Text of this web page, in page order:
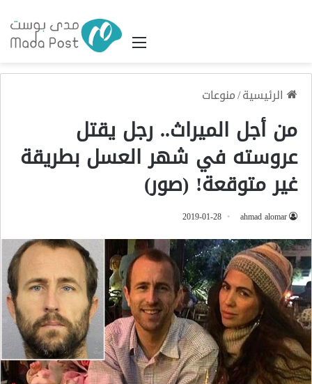
القائمة
الرئيسية/منوعات
من أجل الميراث.. رجل يقتل
عروسته في شهر العسل بطريقة
غير متوقعة! (صور)
ahmad alomar
2019-01-28